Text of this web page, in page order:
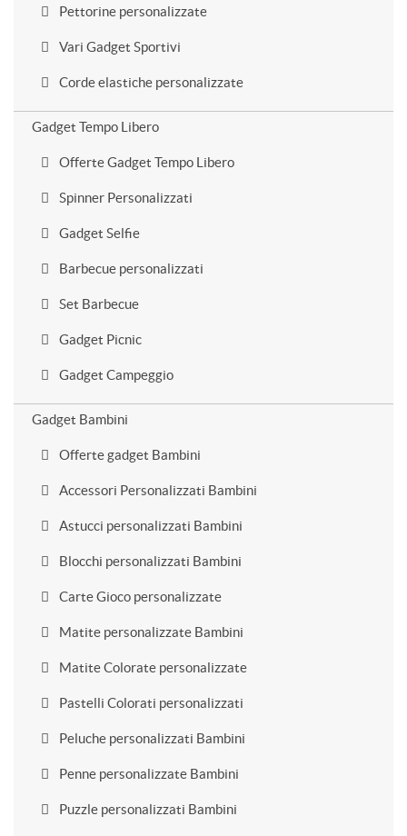
Pettorine personalizzate
Vari Gadget Sportivi
Corde elastiche personalizzate
Gadget Tempo Libero
Offerte Gadget Tempo Libero
Spinner Personalizzati
Gadget Selfie
Barbecue personalizzati
Set Barbecue
Gadget Picnic
Gadget Campeggio
Gadget Bambini
Offerte gadget Bambini
Accessori Personalizzati Bambini
Astucci personalizzati Bambini
Blocchi personalizzati Bambini
Carte Gioco personalizzate
Matite personalizzate Bambini
Matite Colorate personalizzate
Pastelli Colorati personalizzati
Peluche personalizzati Bambini
Penne personalizzate Bambini
Puzzle personalizzati Bambini